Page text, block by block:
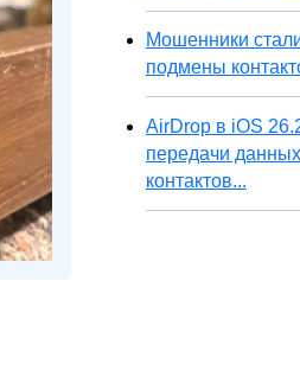
Мошенники
подмены
AirDrop в iOS
передачи
контактов...